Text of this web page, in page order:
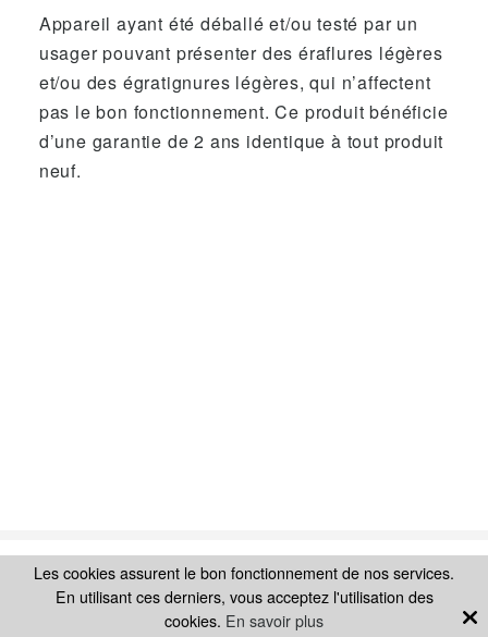
Rupture de stock
Appareil ayant été déballé et/ou testé par un
usager pouvant présenter des éraflures légères
et/ou des égratignures légères, qui n’affectent
pas le bon fonctionnement. Ce produit bénéficie
d’une garantie de 2 ans identique à tout produit
neuf.
SUIVEZ-NOUS SUR
Les cookies assurent le bon fonctionnement de nos services.
En utilisant ces derniers, vous acceptez l'utilisation des
cookies. En savoir plus